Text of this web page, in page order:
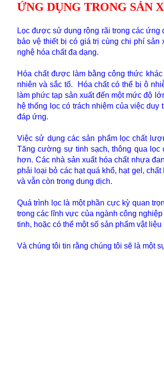
ỨNG DỤNG TRONG SẢN
Lọc được sử dụng rộng rãi trong các ứng
bảo vệ thiết bị có giá trị cùng chi phí
nghệ hóa chất đa dạng.
Hóa chất được làm bằng công thức
nhiên và sắc tố.
Hóa chất có thể bị ô
làm phức tạp sản xuất đến một mức độ
hệ thống lọc có trách nhiệm của việc
đáp ứng.
Việc sử dụng các sản phẩm lọc chất
Tăng cường sự tinh sạch, thông qua
hơn. Các nhà sản xuất hóa chất nhựa
phải loại bỏ các hạt quá khổ, hạt gel,
và vẫn còn trong dung dịch.
Quá trình lọc là một phần cực kỳ quan
trong các lĩnh vực của ngành công
tinh, hoặc có thể một số sản phẩm vật
Và chúng tôi tin rằng chúng tôi sẽ là một